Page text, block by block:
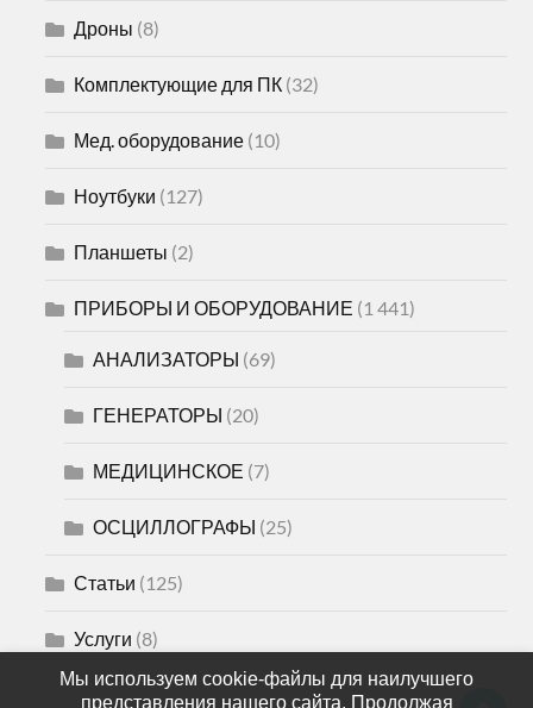
Дроны (8)
Комплектующие для ПК (32)
Мед. оборудование (10)
Ноутбуки (127)
Планшеты (2)
ПРИБОРЫ И ОБОРУДОВАНИЕ (1 441)
АНАЛИЗАТОРЫ (69)
ГЕНЕРАТОРЫ (20)
МЕДИЦИНСКОЕ (7)
ОСЦИЛЛОГРАФЫ (25)
Статьи (125)
Услуги (8)
Мы используем cookie-файлы для наилучшего
представления нашего сайта. Продолжая